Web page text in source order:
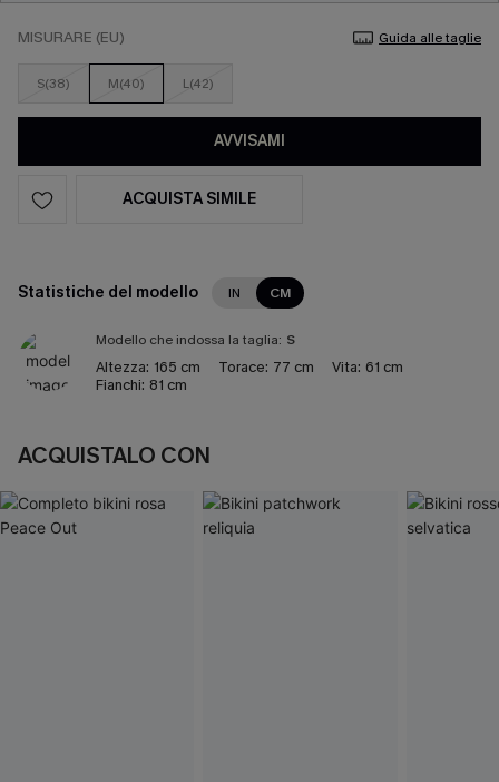
MISURARE (EU) Guida alle taglie
S(38) M(40) L(42)
AVVISAMI
ACQUISTA SIMILE
Statistiche del modello IN CM
Modello che indossa la taglia: S
Altezza: 165 cm Torace: 77 cm Vita: 61 cm
Fianchi: 81 cm
ACQUISTALO CON